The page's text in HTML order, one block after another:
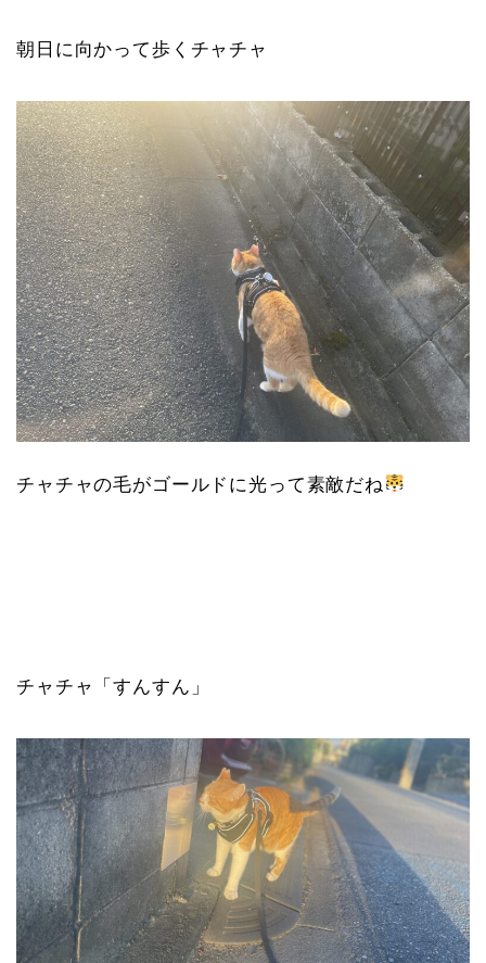
朝日に向かって歩くチャチャ
チャチャの毛がゴールドに光って素敵だね
チャチャ「すんすん」